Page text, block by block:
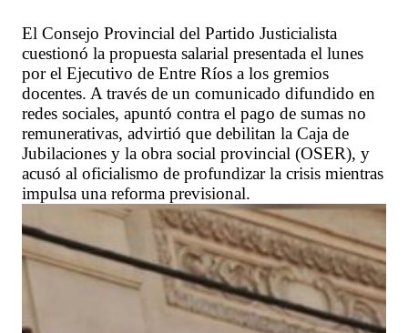
El Consejo Provincial del Partido Justicialista
cuestionó la propuesta salarial presentada el lunes
por el Ejecutivo de Entre Ríos a los gremios
docentes. A través de un comunicado difundido en
redes sociales, apuntó contra el pago de sumas no
remunerativas, advirtió que debilitan la Caja de
Jubilaciones y la obra social provincial (OSER), y
acusó al oficialismo de profundizar la crisis mientras
impulsa una reforma previsional.